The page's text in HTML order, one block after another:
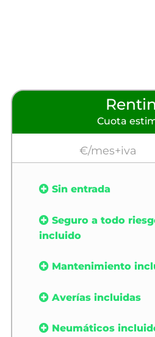
Cuota
€/mes+iva
Sin entrada
Seguro a todo
incluido
Mantenimiento
Averías incluidas
Neumáticos